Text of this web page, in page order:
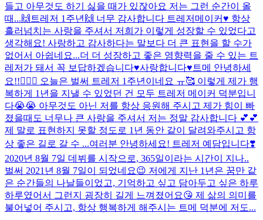
들고 아무것도 하기 싫을 때가 있잖아요 저는 그런 순간이 올
때... 🙌트레저 1주년🙌 너무 감사합니다 트레저메이커♥️ 항상
흘러넘치는 사랑을 주셔서 저희가 이렇게 성장할 수 있었다고
생각해요! 사랑하고 감사하다는 말보다 더 큰 표현을 할 수가
없어서 아쉽네요...더 더 성장하고 좋은 영향력을 줄 수 있는 트
레저가 돼서 꼭 보답하겠습니다♥️사랑합니다♥️ 트메 안녕하세
요!!🙋🏻‍♂️ 오늘은 벌써 트레저 1주년이네요 ㅠ🥰 이렇게 제가 행
복하게 1년을 지낼 수 있었던 건 모두 트레저 메이커 덕분입니
다😭😭 아무것도 아닌 저를 항상 응원해 주시고 제가 힘이 빠
졌을때도 너무나 큰 사랑을 주셔서 저는 정말 감사합니다 💕💕
제 말로 표현하지 못할 정도로 1년 동안 같이 달려와주시고 항
상 좋은 길로 갈 수 ...여러분 안녕하세요! 트레저 예담입니다❣️
2020년 8월 7일 데뷔를 시작으로, 365일이라는 시간이 지나..
벌써 2021년 8월 7일이 되었네요😉 저에게 지난 1년은 꿈만 같
은 순간들의 나날들이었고, 기억하고 싶고 담아두고 싶은 하루
하루였어서 그런지 굉장히 길게 느껴졌어요😘 제 삶의 의미를
불어넣어 주시고, 항상 행복하게 해주시는 트메 덕분에 저도...